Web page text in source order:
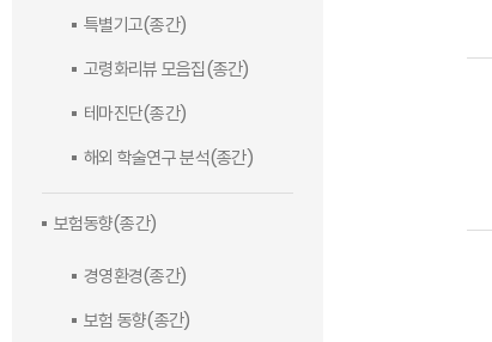
특별기고(종간)
고령화리뷰 모음집(종간)
테마진단(종간)
해외 학술연구 분석(종간)
보험동향(종간)
경영환경(종간)
보험 동향(종간)